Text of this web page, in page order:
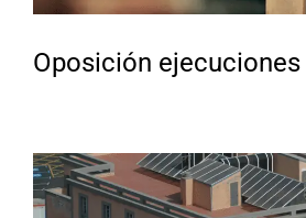
Oposición